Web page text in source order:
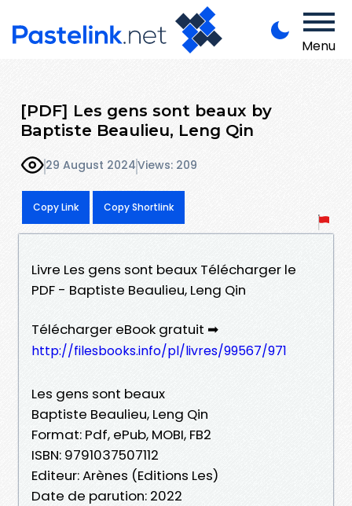
Menu
[PDF] Les gens sont beaux by
Baptiste Beaulieu, Leng Qin
29 August 2024Views: 209
Copy Link Copy Shortlink
Livre Les gens sont beaux Télécharger le
PDF - Baptiste Beaulieu, Leng Qin
Télécharger eBook gratuit ➡
http://filesbooks.info/pl/livres/99567/971
Les gens sont beaux
Baptiste Beaulieu, Leng Qin
Format: Pdf, ePub, MOBI, FB2
ISBN: 9791037507112
Editeur: Arènes (Editions Les)
Date de parution: 2022